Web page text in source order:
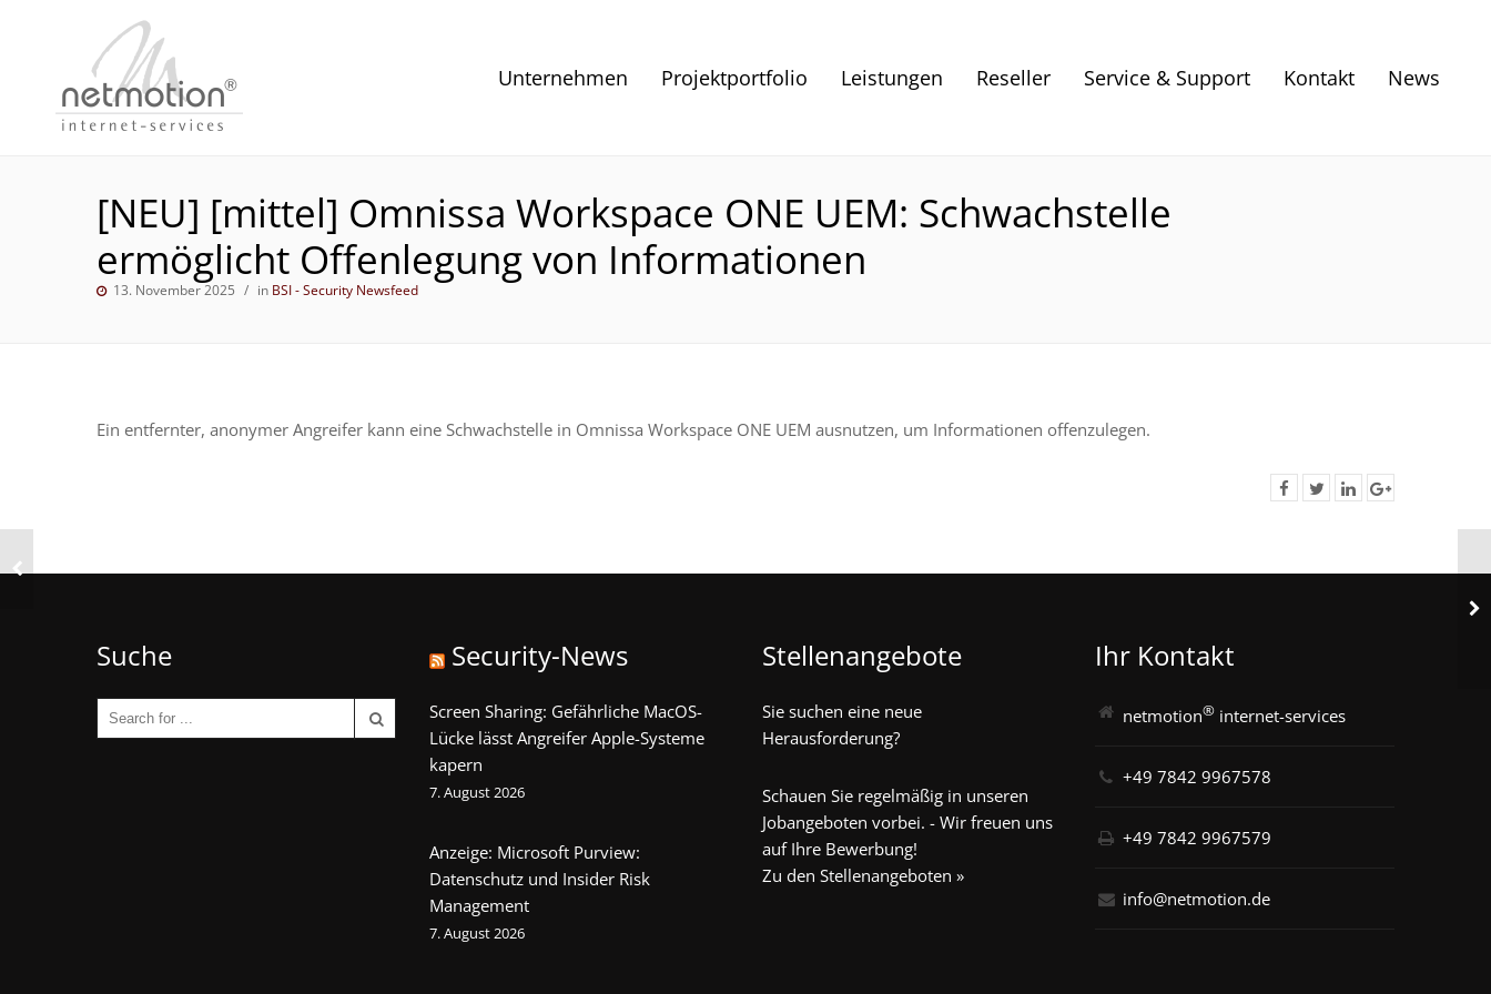
Unternehmen Projektportfolio Leistungen Reseller Service & Support Kontakt News
[NEU] [mittel] Omnissa Workspace ONE UEM: Schwachstelle
ermöglicht Offenlegung von Informationen
13. November 2025 in BSI - Security Newsfeed
Ein entfernter, anonymer Angreifer kann eine Schwachstelle in Omnissa Workspace ONE UEM ausnutzen, um Informationen offenzulegen.
Suche Security-News
Screen Sharing: Gefährliche MacOS-
Lücke lässt Angreifer Apple-Systeme
kapern
7. August 2026
Anzeige: Microsoft Purview:
Datenschutz und Insider Risk
Management
7. August 2026
Stellenangebote
Sie suchen eine neue
Herausforderung?
Schauen Sie regelmäßig in unseren
Jobangeboten vorbei. - Wir freuen uns
auf Ihre Bewerbung!
Zu den Stellenangeboten »
Ihr Kontakt
netmotion® internet-services
+49 7842 9967578
+49 7842 9967579
info@netmotion.de